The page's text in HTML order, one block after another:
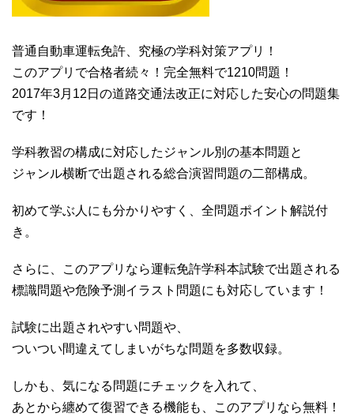
普通自動車運転免許、究極の学科対策アプリ！
このアプリで合格者続々！完全無料で1210問題！
2017年3月12日の道路交通法改正に対応した安心の問題集
です！
学科教習の構成に対応したジャンル別の基本問題と
ジャンル横断で出題される総合演習問題の二部構成。
初めて学ぶ人にも分かりやすく、全問題ポイント解説付
き。
さらに、このアプリなら運転免許学科本試験で出題される
標識問題や危険予測イラスト問題にも対応しています！
試験に出題されやすい問題や、
ついつい間違えてしまいがちな問題を多数収録。
しかも、気になる問題にチェックを入れて、
あとから纏めて復習できる機能も、このアプリなら無料！